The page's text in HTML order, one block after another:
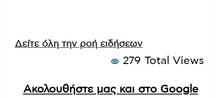
Δείτε όλη την ροή ειδήσεων
279 Total Views
Ακολουθήστε μας και στο Google